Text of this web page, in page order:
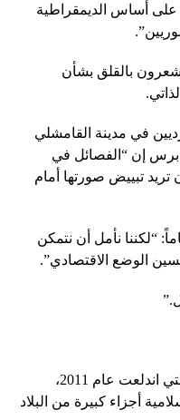
على أساس الديمقراطية
بالقلق بشأن
في مدينة القامشلي
إن “الفصائل في
تبييض صورتها أمام
الرجل البالغ من العمر 58 عاماً: “لكننا نأمل أن نتمكن
الوضع الاقتصادي”.
عانت الأقليات خلال الحرب الأهلية التي اندلعت عام 2011،
أجزاء كبيرة من البلاد